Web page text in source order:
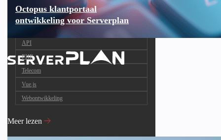
Octopus klantportaal
ontwikkeling voor Serverplan
API
PHP
Telecom
Vue.js
Webontwikkeling
Meer lezen